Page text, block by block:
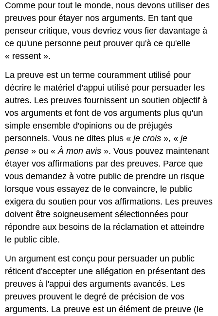
Comme pour tout le monde, nous devons utiliser des
preuves pour étayer nos arguments. En tant que
penseur critique, vous devriez vous fier davantage à
ce qu'une personne peut prouver qu'à ce qu'elle
« ressent ».
La preuve est un terme couramment utilisé pour
décrire le matériel d'appui utilisé pour persuader les
autres. Les preuves fournissent un soutien objectif à
vos arguments et font de vos arguments plus qu'un
simple ensemble d'opinions ou de préjugés
personnels. Vous ne dites plus «je crois », «je
pense » ou «À mon avis ». Vous pouvez maintenant
étayer vos affirmations par des preuves. Parce que
vous demandez à votre public de prendre un risque
lorsque vous essayez de le convaincre, le public
exigera du soutien pour vos affirmations. Les preuves
doivent être soigneusement sélectionnées pour
répondre aux besoins de la réclamation et atteindre
le public cible.
Un argument est conçu pour persuader un public
réticent d'accepter une allégation en présentant des
preuves à l'appui des arguments avancés. Les
preuves prouvent le degré de précision de vos
arguments. La preuve est un élément de preuve (le